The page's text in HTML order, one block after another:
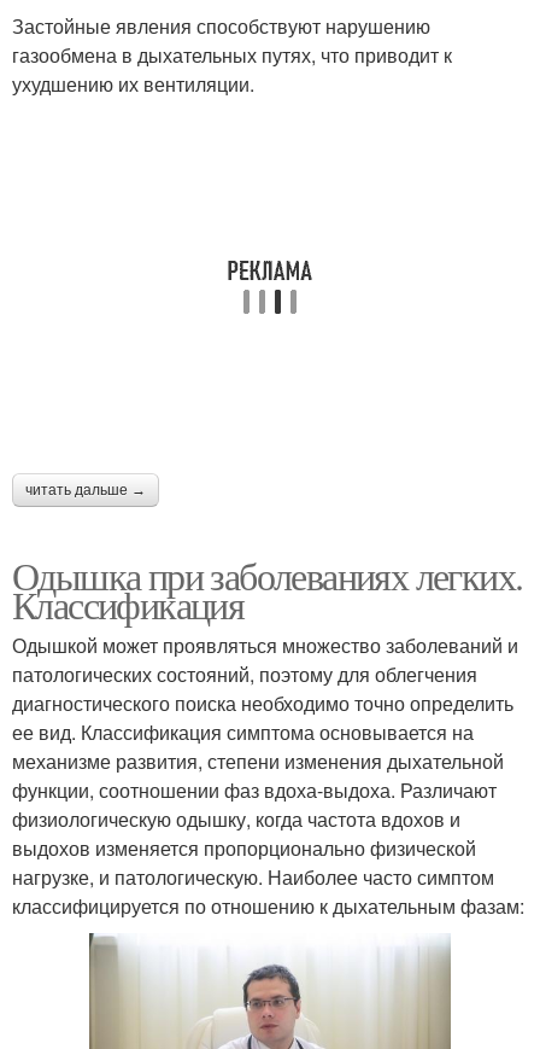
Застойные явления способствуют нарушению
газообмена в дыхательных путях, что приводит к
ухудшению их вентиляции.
читать дальше →
Одышка при заболеваниях легких.
Классификация
Одышкой может проявляться множество заболеваний и
патологических состояний, поэтому для облегчения
диагностического поиска необходимо точно определить
ее вид. Классификация симптома основывается на
механизме развития, степени изменения дыхательной
функции, соотношении фаз вдоха-выдоха. Различают
физиологическую одышку, когда частота вдохов и
выдохов изменяется пропорционально физической
нагрузке, и патологическую. Наиболее часто симптом
классифицируется по отношению к дыхательным фазам: